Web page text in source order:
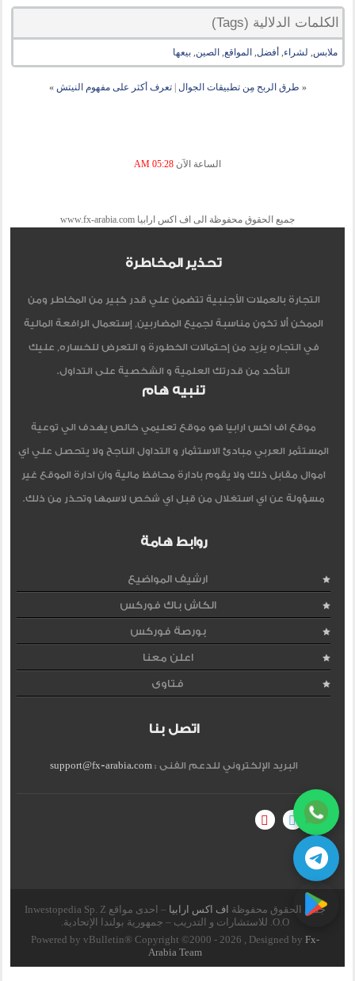
الكلمات الدلالية (Tags)
ملابس, لشراء, أفضل, المواقع, الصين,بيعها
« طرق الربح مِن تطبيقات الجوال |تعرف أكثر على مفهوم النيتش »
الساعة الآن 05:28 AM
جميع الحقوق محفوظة الى اف اكس ارابيا www.fx-arabia.com
تحذير المخاطرة
التجارة بالعملات الأجنبية تتضمن علي قدر كبير من المخاطر ومن
الممكن ألا تكون مناسبة لجميع المضاربين, إستعمال الرافعة المالية
في التجاره يزيد من إحتمالات الخطورة و التعرض للخساره, عليك
التأكد من قدرتك العلمية و الشخصية على التداول.
تنبيه هام
موقع اف اكس ارابيا هو موقع تعليمي خالص يهدف الي توعية
المستثمر العربي مبادئ الاستثمار و التداول الناجح ولا يتحصل علي اي
اموال مقابل ذلك ولا يقوم بادارة محافظ مالية وان ادارة الموقع غير
مسؤولة عن اي استغلال من قبل اي شخص لاسمها وتحذر من ذلك.
روابط هامة
ارشيف المواضيع
الكاش باك فوركس
بورصة فوركس
اعلن معنا
فتاوى
اتصل بنا
البريد الإلكتروني للدعم الفنى :support@fx-arabia.com
جميع الحقوق محفوظة اف اكس ارابيا
– احدى مواقع Inwestopedia Sp. Z
O.O. للاستشارات و التدريب – جمهورية بولندا الإتحادية.
Powered by vBulletin® Copyright ©2000 - 2026 , Designed byFx-
Arabia Team